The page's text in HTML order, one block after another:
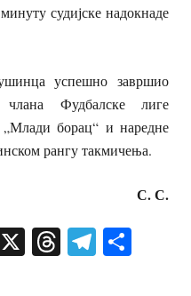
судијске надокнаде
успешно завршио
Фудбалске лиге
„Млади борац“ и наредне
рангу такмичења.
С. С.
X Threads